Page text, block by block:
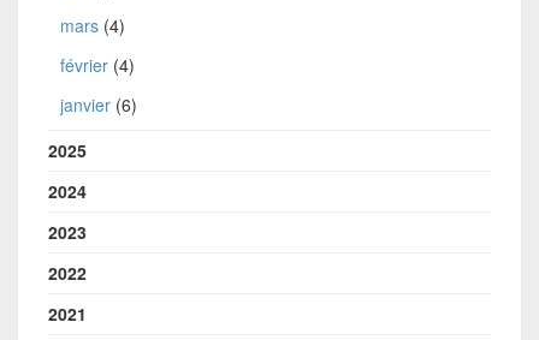
mars (4)
février (4)
janvier (6)
2025
2024
2023
2022
2021